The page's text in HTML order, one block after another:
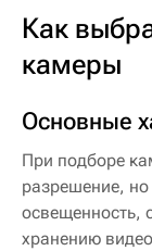
Как
камеры
Основные
При подборе
разрешение, но
освещенность,
хранению